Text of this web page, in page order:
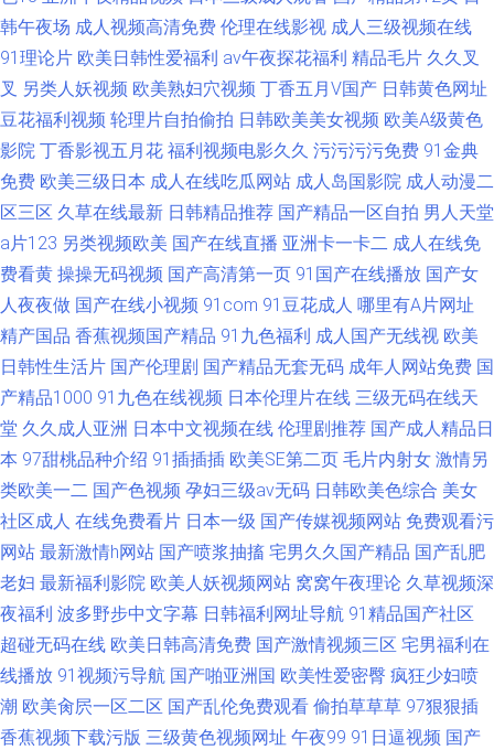
韩午夜场 成人视频高清免费 伦理在线影视 成人三级视频在线
91理论片 欧美日韩性爱福利 av午夜探花福利 精品毛片 久久叉
叉 另类人妖视频 欧美熟妇穴视频 丁香五月V国产 日韩黄色网址
豆花福利视频 轮理片自拍偷拍 日韩欧美美女视频 欧美A级黄色
影院 丁香影视五月花 福利视频电影久久 污污污污免费 91金典
免费 欧美三级日本 成人在线吃瓜网站 成人岛国影院 成人动漫二
区三区 久草在线最新 日韩精品推荐 国产精品一区自拍 男人天堂
a片123 另类视频欧美 国产在线直播 亚洲卡一卡二 成人在线免
费看黄 操操无码视频 国产高清第一页 91国产在线播放 国产女
人夜夜做 国产在线小视频 91com 91豆花成人 哪里有A片网址
精产国品 香蕉视频国产精品 91九色福利 成人国产无线视 欧美
日韩性生活片 国产伦理剧 国产精品无套无码 成年人网站免费 国
产精品1000 91九色在线视频 日本伦理片在线 三级无码在线天
堂 久久成人亚洲 日本中文视频在线 伦理剧推荐 国产成人精品日
本 97甜桃品种介绍 91插插插 欧美SE第二页 毛片内射女 激情另
类欧美一二 国产色视频 孕妇三级av无码 日韩欧美色综合 美女
社区成人 在线免费看片 日本一级 国产传媒视频网站 免费观看污
网站 最新激情h网站 国产喷浆抽搐 宅男久久国产精品 国产乱肥
老妇 最新福利影院 欧美人妖视频网站 窝窝午夜理论 久草视频深
夜福利 波多野步中文字幕 日韩福利网址导航 91精品国产社区
超碰无码在线 欧美日韩高清免费 国产激情视频三区 宅男福利在
线播放 91视频污导航 国产啪亚洲国 欧美性爱密臀 疯狂少妇喷
潮 欧美肏屄一区二区 国产乱伦免费观看 偷拍草草草 97狠狠插
香蕉视频下载污版 三级黄色视频网址 午夜99 91日逼视频 国产